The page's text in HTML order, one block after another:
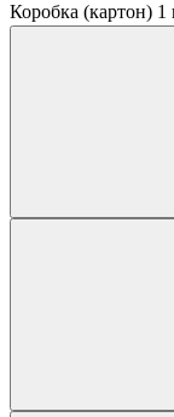
Коробка (картон)